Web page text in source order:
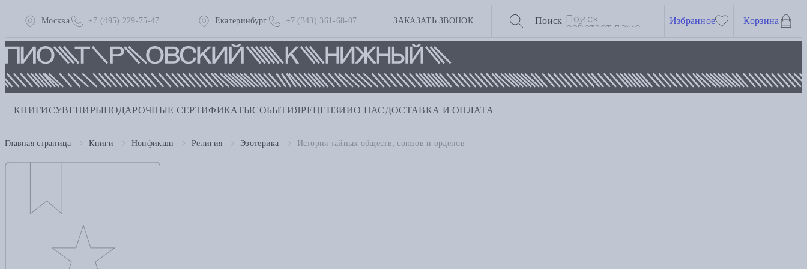
Москва +7 (495) 229-75-47 Екатеринбург +7 (343) 361-68-07 ЗАКАЗАТЬ ЗВОНОК Поиск Избранное Корзина
КНИГИСУВЕНИРЫПОДАРОЧНЫЕ СЕРТИФИКАТЫСОБЫТИЯРЕЦЕНЗИИО НАС ДОСТАВКА И ОПЛАТА
Главная страница Книги Нонфикшн Религия Эзотерика История тайных обществ, союзов и орденов